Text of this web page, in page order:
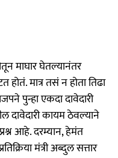
माघार घेतल्यानंतर
मात्र तसं न होता तिढा
पुन्हा एकदा दावेदारी
कायम ठेवल्याने
आहे. दरम्यान, हेमंत
मंत्री अब्दुल सत्तार